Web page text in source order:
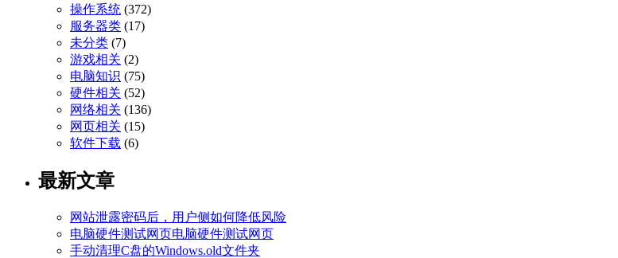
操作系统 (372)
服务器类 (17)
未分类 (7)
游戏相关 (2)
电脑知识 (75)
硬件相关 (52)
网络相关 (136)
网页相关 (15)
软件下载 (6)
最新文章
网站泄露密码后，用户侧如何降低风险
电脑硬件测试网页电脑硬件测试网页
手动清理C盘的Windows.old文件夹